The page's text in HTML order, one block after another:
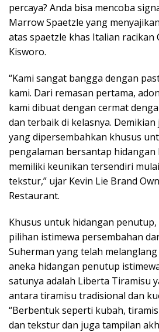
percaya? Anda bisa mencoba
Marrow Spaetzle yang
atas spaetzle khas Italian racikan
Kisworo.
“Kami sangat bangga dengan
kami. Dari remasan pertama,
kami dibuat dengan cermat
dan terbaik di kelasnya.
yang dipersembahkan khusus
pengalaman bersantap hidangan
memiliki keunikan tersendiri
tekstur,” ujar Kevin Lie Brand
Restaurant.
Khusus untuk hidangan
pilihan istimewa persembahan
Suherman yang telah
aneka hidangan penutup
satunya adalah Liberta Tiramisu
antara tiramisu tradisional dan
“Berbentuk seperti kubah,
dan tekstur dan juga tampilan